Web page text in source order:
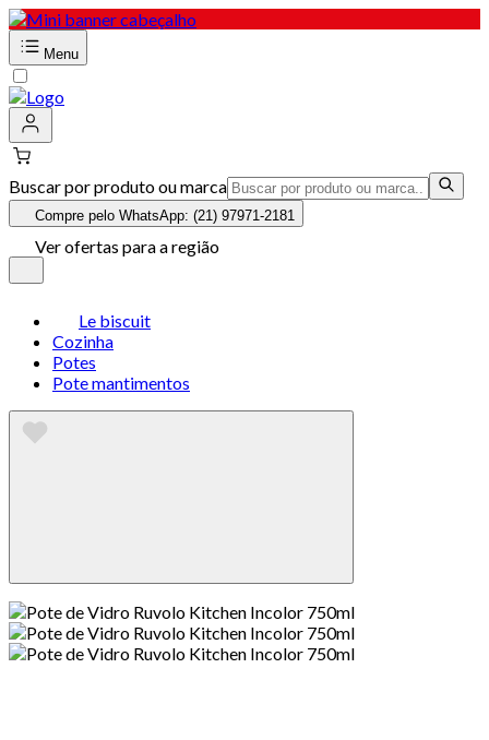
Menu
Buscar por produto ou marca
Compre pelo WhatsApp: (21) 97971-2181
Ver ofertas para a região
Le biscuit
Cozinha
Potes
Pote mantimentos